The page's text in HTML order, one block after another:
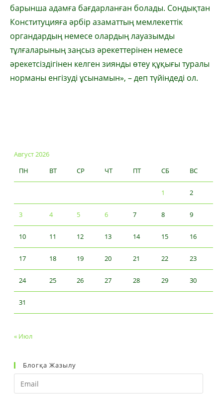
барынша адамға бағдарланған болады. Сондықтан
Конституцияға әрбір азаматтың мемлекеттік
органдардың немесе олардың лауазымды
тұлғаларының заңсыз әрекеттерінен немесе
әрекетсіздігінен келген зиянды өтеу құқығы туралы
норманы енгізуді ұсынамын», – деп түйіндеді ол.
Август 2026
ПН
ВТ СР ЧТ ПТ СБ ВС
1 2
3 4 5 6 7 8 9
10 11 12 13 14 15 16
17 18 19 20 21 22 23
24 25 26 27 28 29 30
31
« Июл
Блогқа Жазылу
Email